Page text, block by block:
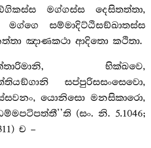
මග්ගස්ස දෙසිතත්තා,
සම්මාදිට්ඨිසඞ්ඛාතස්ස
ඤාණකථා ආදිතො කථිතා.
භික්ඛවෙ,
සප්පුරිසසංසෙවො,
යොනිසො මනසිකාරො,
(සං. නි. 5.1046;
ච –